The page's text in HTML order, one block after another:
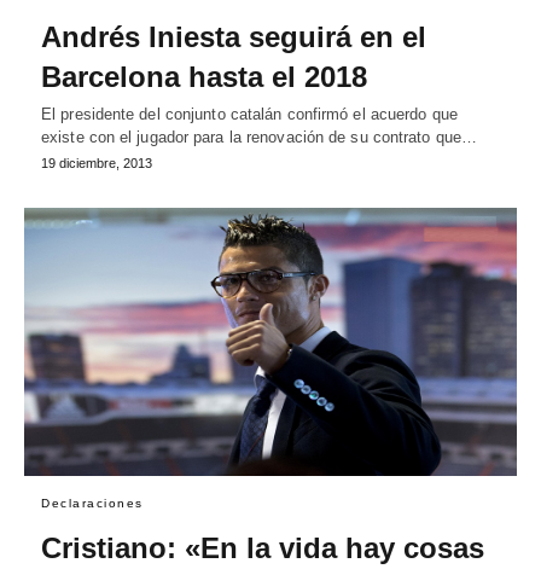
Andrés Iniesta seguirá en el
Barcelona hasta el 2018
El presidente del conjunto catalán confirmó el acuerdo que
existe con el jugador para la renovación de su contrato que…
19 diciembre, 2013
Declaraciones
Cristiano: «En la vida hay cosas